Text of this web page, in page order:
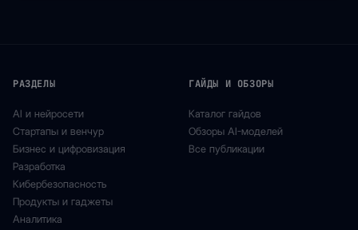
РАЗДЕЛЫ
AI и нейросети
Стартапы и венчур
Бизнес и цифровизация
Разработка
Кибербезопасность
Продукты и гаджеты
Аналитика
ГАЙДЫ И ОБЗОРЫ
Каталог гайдов
Обзоры AI-моделей
Все публикации